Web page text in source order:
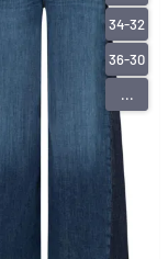
34-32
36-30
...